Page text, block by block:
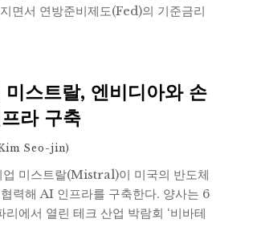
면서 연방준비제도(Fed)의 기준금리
스트랄, 엔비디아와 손
라 구축
Seo-jin)
업 미스트랄(Mistral)이 미국의 반도체
력해 AI 인프라를 구축한다. 양사는 6
에서 열린 테크 산업 박람회 ‘비바테